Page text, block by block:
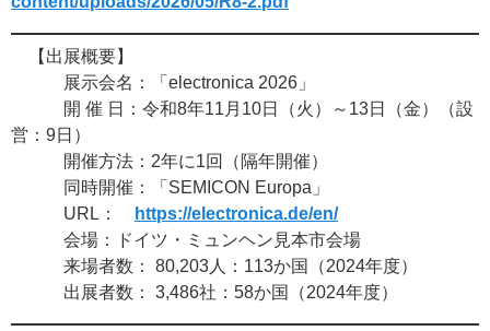
【出展概要】
展示会名：「electronica 2026」
開 催 日：令和8年11月10日（火）～13日（金）（設
営：9日）
開催方法：2年に1回（隔年開催）
同時開催：「SEMICON Europa」
URL：
https://electronica.de/en/
会場：ドイツ・ミュンヘン見本市会場
来場者数： 80,203人：113か国（2024年度）
出展者数： 3,486社：58か国（2024年度）